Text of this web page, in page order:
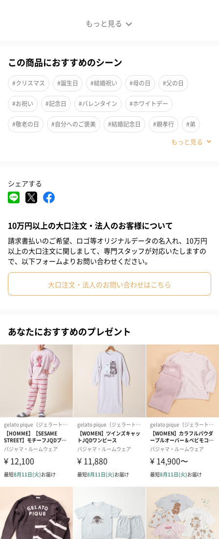
もっと見る
カジュアルな2ボーダー ルームウェア
アルなルームウェア。男性の方も女性の方も着用いただけるユニ
セックス仕様です。
落ち着いた2色のカラーからお選びいただけます。
＜GRAY＞
セット内容
【HOMME】ジェラート2ボーダーパーカー
大胆な2ボーダーでカジュアルに魅せるジップパーカー。定番の形
だからデイリーに使えて、後ろ見頃の裾は大きなロゴデザインで
アクセントを付けました。
【HOMME】ジェラート2ボーダーロングパンツ
カジュアルな2ボーダーでインパクトを出したロングパンツ。動き
を邪魔しないシンプルなストレートなので、デイリーに心地よく
履いていただけます。
＜GELATO（ジェラート）＞
ふんわりと焼かれたスポンジケーキのように、一度味わったら忘
れられない驚きの柔らかさ。濃厚でありながらもとろけるような
注意事項
この商品におすすめのシーン
#クリスマス #誕生日 #結婚祝い #母の日 #父の日
#お祝い #記念日 #バレンタイン #ホワイトデー
#敬老の日 #自分へのご褒美 #結婚記念日 #親孝行 #弟
#部下男性
#上司男性
#10代 #20代前半
#60代 #70代 #80代 #90代
シェアする
10万円以上の大口注文・法人のお客様について
請求書払いのご希望、ロゴ等オリジナルデータの名入れ、10万円
以上の大口注文に関しまして、専門スタッフが対応いたしますの
で、以下フォームよりお問い合わせください。
大口注文・法人のお問い合わせはこちら
あなたにおすすめのプレゼント